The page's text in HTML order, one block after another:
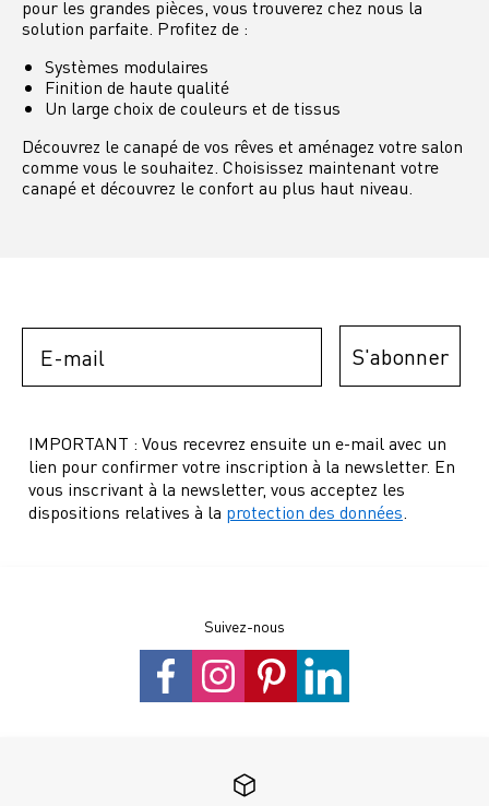
pour les grandes pièces, vous trouverez chez nous la
solution parfaite. Profitez de :
Systèmes modulaires
Finition de haute qualité
Un large choix de couleurs et de tissus
Découvrez le canapé de vos rêves et aménagez votre salon
comme vous le souhaitez. Choisissez maintenant votre
canapé et découvrez le confort au plus haut niveau.
S'abonner
IMPORTANT : Vous recevrez ensuite un e-mail avec un
lien pour confirmer votre inscription à la newsletter. En
vous inscrivant à la newsletter, vous acceptez les
dispositions relatives à la protection des données
Suivez-nous